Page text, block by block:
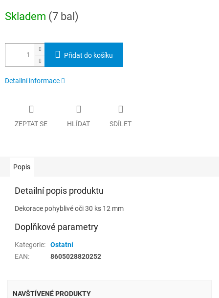
cena:
Skladem (7 bal)
Přidat do košíku
Detailní informace
ZEPTAT SE HLÍDAT SDÍLET
Popis
Detailní popis produktu
Dekorace pohyblivé oči 30 ks 12 mm
Doplňkové parametry
Kategorie:
Ostatní
EAN: 8605028820252
NAVŠTÍVENÉ PRODUKTY